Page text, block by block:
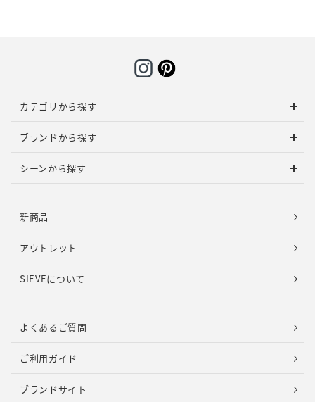
カテゴリから探す
ブランドから探す
シーンから探す
新商品
アウトレット
SIEVEについて
よくあるご質問
ご利用ガイド
ブランドサイト